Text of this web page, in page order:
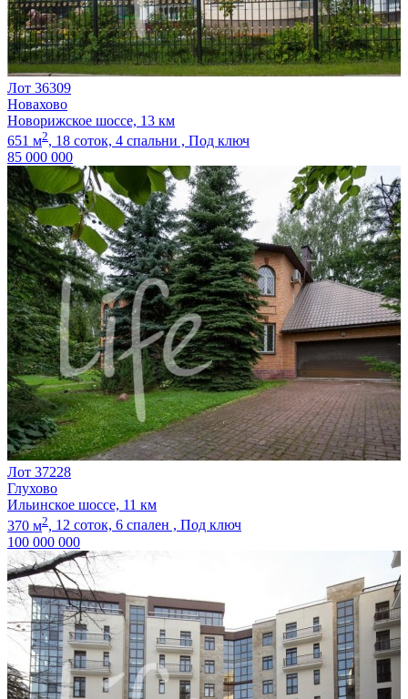
Лот 36309
Новахово
Новорижское шоссе, 13 км
651 м2, 18 соток, 4 спальни , Под ключ
85 000 000
Лот 37228
Глухово
Ильинское шоссе, 11 км
370 м2, 12 соток, 6 спален , Под ключ
100 000 000